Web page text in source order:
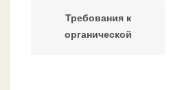
Требования к
органической